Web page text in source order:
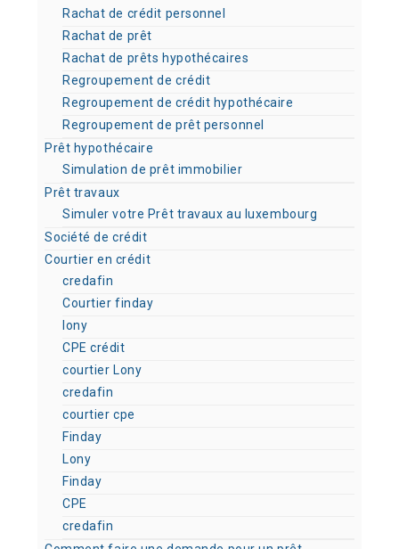
Rachat de crédit personnel
Rachat de prêt
Rachat de prêts hypothécaires
Regroupement de crédit
Regroupement de crédit hypothécaire
Regroupement de prêt personnel
Prêt hypothécaire
Simulation de prêt immobilier
Prêt travaux
Simuler votre Prêt travaux au luxembourg
Société de crédit
Courtier en crédit
credafin
Courtier finday
lony
CPE crédit
courtier Lony
credafin
courtier cpe
Finday
Lony
Finday
CPE
credafin